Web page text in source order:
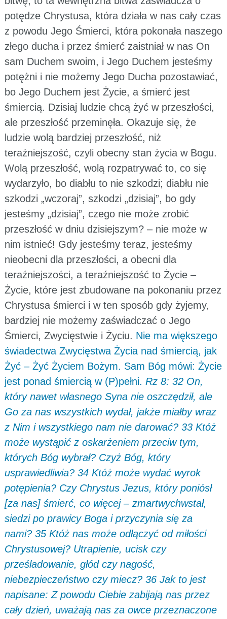
potędze Chrystusa, która działa w nas cały czas
z powodu Jego Śmierci, która pokonała naszego
złego ducha i przez śmierć zaistniał w nas On
sam Duchem swoim, i Jego Duchem jesteśmy
potężni i nie możemy Jego Ducha pozostawiać,
bo Jego Duchem jest Życie, a śmierć jest
śmiercią. Dzisiaj ludzie chcą żyć w przeszłości,
ale przeszłość przeminęła. Okazuje się, że
ludzie wolą bardziej przeszłość, niż
teraźniejszość, czyli obecny stan życia w Bogu.
Wolą przeszłość, wolą rozpatrywać to, co się
wydarzyło, bo diabłu to nie szkodzi; diabłu nie
szkodzi „wczoraj”, szkodzi „dzisiaj”, bo gdy
jesteśmy „dzisiaj”, czego nie może zrobić
przeszłość w dniu dzisiejszym? – nie może w
nim istnieć! Gdy jesteśmy teraz, jesteśmy
nieobecni dla przeszłości, a obecni dla
teraźniejszości, a teraźniejszość to Życie –
Życie, które jest zbudowane na pokonaniu przez
Chrystusa śmierci i w ten sposób gdy żyjemy,
bardziej nie możemy zaświadczać o Jego
Śmierci, Zwycięstwie i Życiu. Nie ma większego
świadectwa Zwycięstwa Życia nad śmiercią, jak
Żyć – Żyć Życiem Bożym. Sam Bóg mówi: Życie
jest ponad śmiercią w (P)pełni. Rz 8: 32 On,
który nawet własnego Syna nie oszczędził, ale
Go za nas wszystkich wydał, jakże miałby wraz
z Nim i wszystkiego nam nie darować? 33 Któż
może wystąpić z oskarżeniem przeciw tym,
których Bóg wybrał? Czyż Bóg, który
usprawiedliwia? 34 Któż może wydać wyrok
potępienia? Czy Chrystus Jezus, który poniósł
[za nas] śmierć, co więcej – zmartwychwstał,
siedzi po prawicy Boga i przyczynia się za
nami? 35 Któż nas może odłączyć od miłości
Chrystusowej? Utrapienie, ucisk czy
prześladowanie, głód czy nagość,
niebezpieczeństwo czy miecz? 36 Jak to jest
napisane: Z powodu Ciebie zabijają nas przez
cały dzień, uważają nas za owce przeznaczone